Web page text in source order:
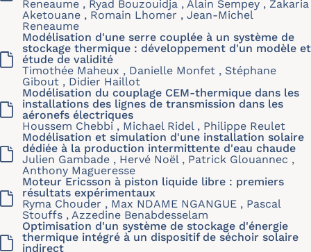
Reneaume , Ryad Bouzouidja , Alain Sempey , Zakaria
Aketouane , Romain Lhomer , Jean-Michel
Reneaume
Modélisation d'une serre couplée à un système de
stockage thermique : développement d'un modèle et
étude de validité
Timothée Maheux , Danielle Monfet , Stéphane
Gibout , Didier Haillot
Modélisation du couplage CEM-thermique dans les
installations des lignes de transmission dans les
aéronefs électriques
Houssem Chebbi , Michael Ridel , Philippe Reulet
Modélisation et simulation d'une installation solaire
dédiée à la production intermittente d'eau chaude
Julien Gambade , Hervé Noël , Patrick Glouannec ,
Anthony Magueresse
Moteur Ericsson à piston liquide libre : premiers
résultats expérimentaux
Ryma Chouder , Max NDAME NGANGUE , Pascal
Stouffs , Azzedine Benabdesselam
Optimisation d'un système de stockage d'énergie
thermique intégré à un dispositif de séchoir solaire
indirect